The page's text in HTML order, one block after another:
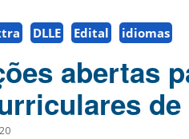
DLLE Edital idiomas
abertas